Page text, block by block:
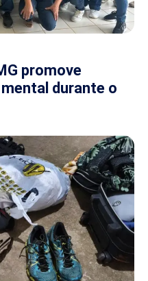
promove
durante o